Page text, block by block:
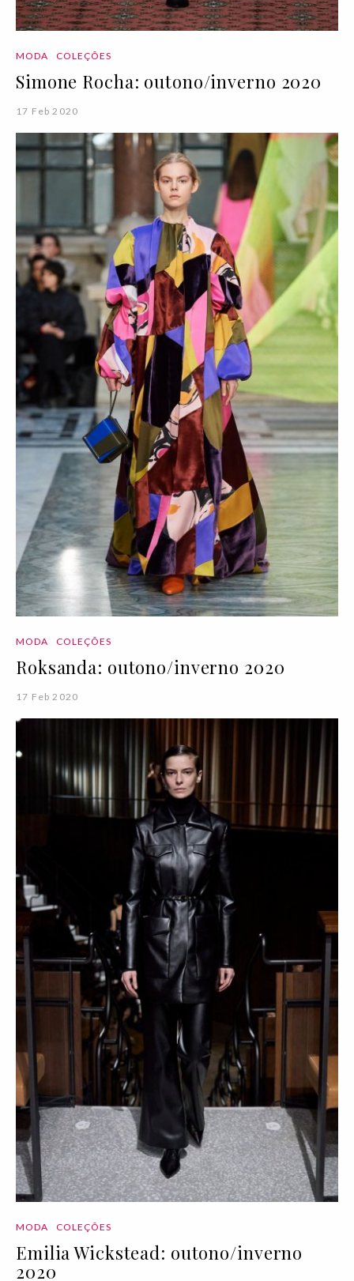
MODA COLEÇÕES
Simone Rocha: outono/inverno 2020
17 Feb 2020
MODA COLEÇÕES
Roksanda: outono/inverno 2020
17 Feb 2020
MODA COLEÇÕES
Emilia Wickstead: outono/inverno
2020